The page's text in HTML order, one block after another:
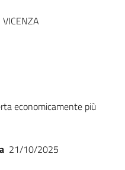
economicamente più
21/10/2025